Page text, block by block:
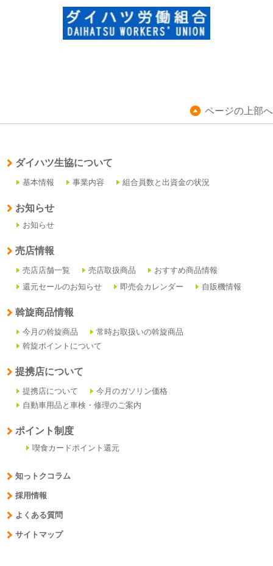
ページの上部へ
ダイハツ生協について
基本情報 事業内容 組合員数と出資金の状況
お知らせ
お知らせ
売店情報
売店店舗一覧 売店取扱商品
おすすめ商品情報
還元セールのお知らせ
即売会カレンダー 自販機情報
斡旋商品情報
今月の斡旋商品
常時お取扱いの斡旋商品
斡旋ポイントについて
提携店について
提携店について
今月のガソリン価格
自動車用品と車検・修理のご案内
ポイント制度
喫食カードポイント還元
知っトクコラム
採用情報
よくある質問
サイトマップ